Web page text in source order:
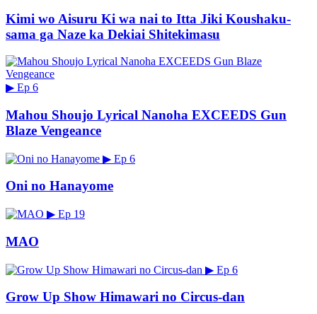
Kimi wo Aisuru Ki wa nai to Itta Jiki Koushaku-
sama ga Naze ka Dekiai Shitekimasu
▶ Ep 6
Mahou Shoujo Lyrical Nanoha EXCEEDS Gun
Blaze Vengeance
▶ Ep 6
Oni no Hanayome
▶ Ep 19
MAO
▶ Ep 6
Grow Up Show Himawari no Circus-dan